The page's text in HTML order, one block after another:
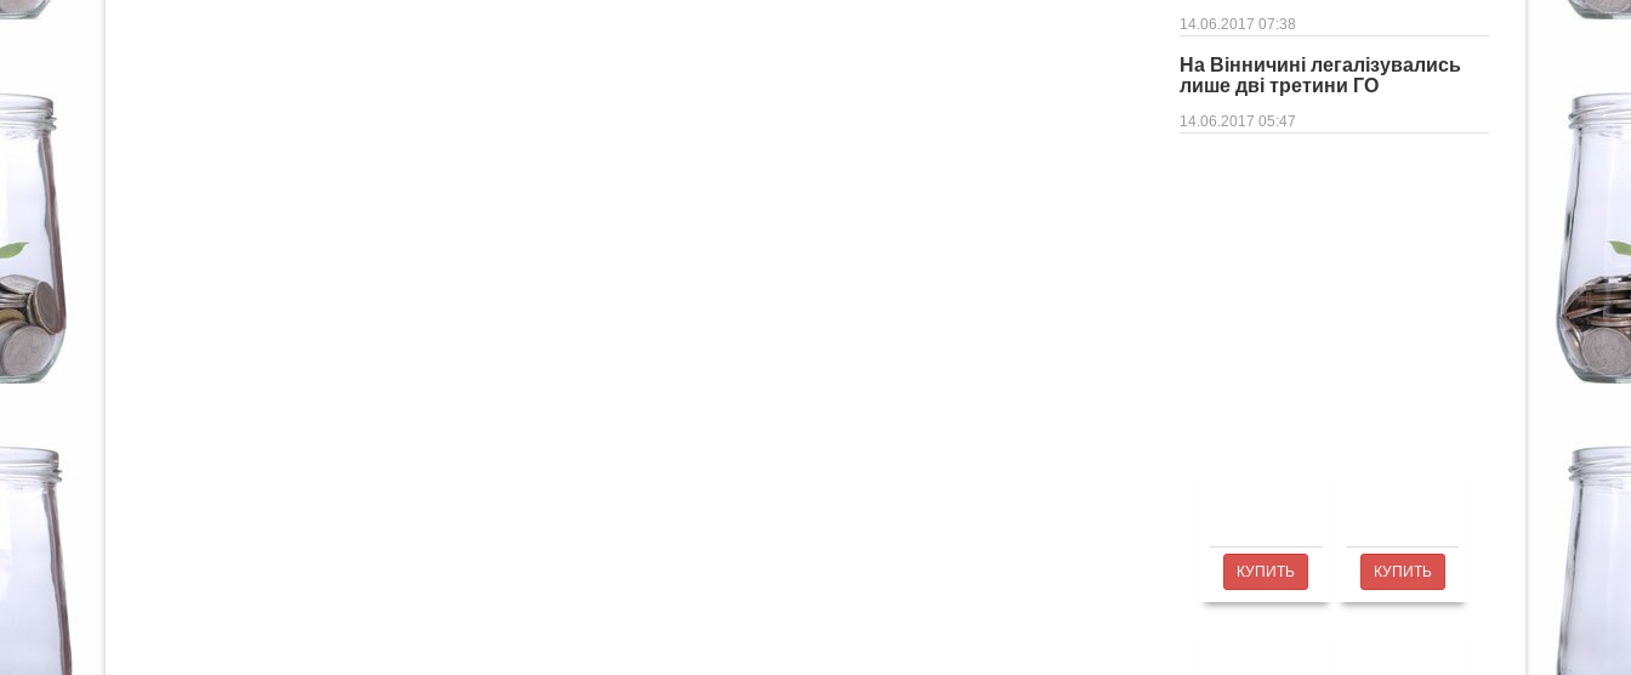
14.06.2017 07:38
На Вінничині легалізувались
лише дві третини ГО
14.06.2017 05:47
КУПИТЬ КУПИТЬ